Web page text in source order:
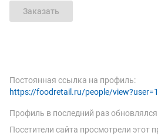
Заказать
Постоянная ссылка на профиль:
https://foodretail.ru/people/
Профиль в последний раз обновлялся
Посетители сайта просмотрели этот